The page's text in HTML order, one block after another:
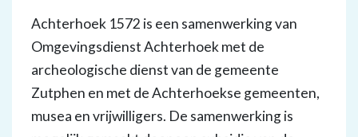
Achterhoek 1572 is een samenwerking van
Omgevingsdienst Achterhoek met de
archeologische dienst van de gemeente
Zutphen en met de Achterhoekse gemeenten,
musea en vrijwilligers. De samenwerking is